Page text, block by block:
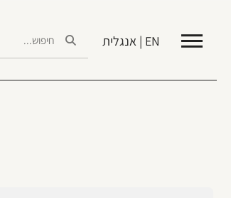
EN | אנגלית